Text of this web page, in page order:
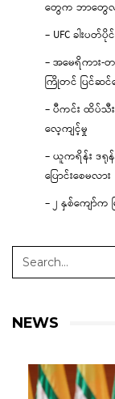
တွေက ဘာတွေ
– UFC ခါးပတ်
– အမေရိကား
ကြိုတင် ပြင်ဆ
– ပီကင်း ထိပ်သီ
လေ့ကျင့်မှု
– ယူကရိန်း ဒ
ပြောင်းစေမလား
– ၂ နှစ်ကျော်က
NEWS